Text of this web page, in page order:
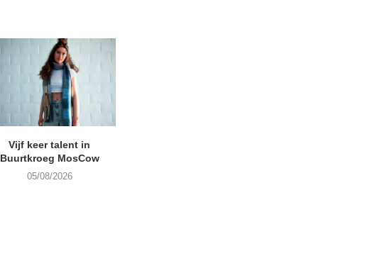
Vijf keer talent in
Buurtkroeg MosCow
05/08/2026